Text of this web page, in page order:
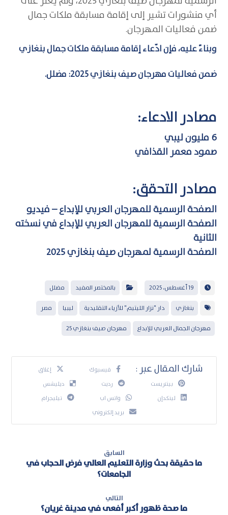
أي منشورات تشير إلى إقامة مسابقة ملكات جمال
ضمن فعاليات المهرجان.
وبناءً عليه، فإن ادّعاء إقامة مسابقة ملكات جمال بنغازي
ضمن فعاليات مهرجان صيف بنغازي 2025: مضلل.
مصادر الادعاء:
6 مليون ليبي
صمود معمر القذافي
مصادر التحقق:
الصفحة الرسمية للمهرجان العربي للإبداع – فيديو
الصفحة الرسمية للمهرجان العربي للإبداع في نسخته
الثانية
الصفحة الرسمية لمهرجان صيف بنغازي 2025
19 أغسطس، 2025 بالمختصر المفيد مضلل
بنغازي دار "نزار الليتيم" للأزياء التقليدية ليبيا مصر
مهرجان الجمال العربي للإبداع مهرجان صيف بنغازي 25
فيسبوك
إغلاق
بينتريست
رديت
ديليشس
لينكدإن
واتس اب
تيليجرام
بريد إلكتروني
السابق
ما حقيقة بحث وزارة التعليم العالي فرض الحجاب في
الجامعات؟
التالي
ما صحة ظهور أكبر أفعى في مدينة غريان؟